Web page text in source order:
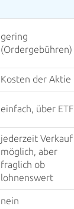
gering
(Ordergebühren)
Kosten der Aktie
einfach, über ETF
jederzeit Verkauf
möglich, aber
fraglich ob
lohnenswert
nein